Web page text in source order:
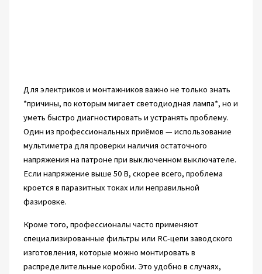
Для электриков и монтажников важно не только знать
*причины, по которым мигает светодиодная лампа*, но и
уметь быстро диагностировать и устранять проблему.
Один из профессиональных приёмов — использование
мультиметра для проверки наличия остаточного
напряжения на патроне при выключенном выключателе.
Если напряжение выше 50 В, скорее всего, проблема
кроется в паразитных токах или неправильной
фазировке.
Кроме того, профессионалы часто применяют
специализированные фильтры или RC-цепи заводского
изготовления, которые можно монтировать в
распределительные коробки. Это удобно в случаях,